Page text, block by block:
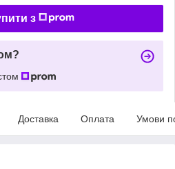
з
Доставка Оплата Умови